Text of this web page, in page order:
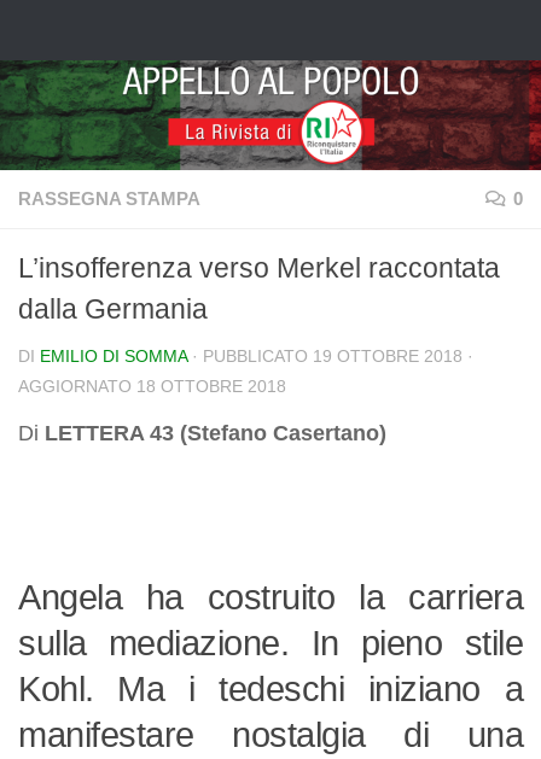
RASSEGNA STAMPA 0
L’insofferenza verso Merkel raccontata
dalla Germania
DI EMILIO DI SOMMA · PUBBLICATO 19 OTTOBRE 2018 ·
AGGIORNATO 18 OTTOBRE 2018
Di LETTERA 43 (Stefano Casertano)
Angela ha costruito la carriera
sulla mediazione. In pieno stile
Kohl. Ma i tedeschi iniziano a
manifestare nostalgia di una